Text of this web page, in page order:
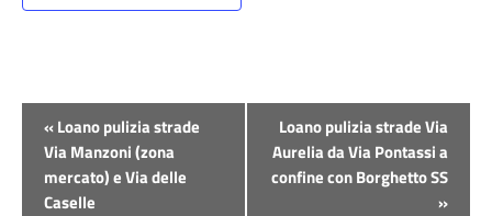
Evento
Navigazione
«Loano pulizia strade
Via Manzoni (zona
mercato) e Via delle
Caselle
Loano pulizia strade Via
Aurelia da Via Pontassi a
confine con Borghetto SS
»